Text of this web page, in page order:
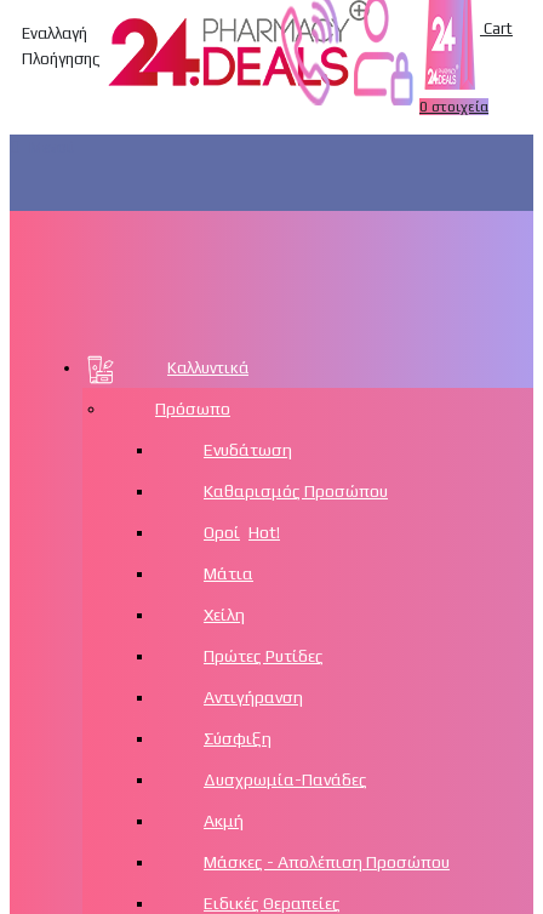
Εναλλαγή
Πλοήγησης
Cart
0 στοιχεία
Καλλυντικά
Πρόσωπο
Ενυδάτωση
Καθαρισμός Προσώπου
Οροί Hot!
Μάτια
Χείλη
Πρώτες Ρυτίδες
Αντιγήρανση
Σύσφιξη
Δυσχρωμία-Πανάδες
Ακμή
Μάσκες - Απολέπιση Προσώπου
Ειδικές Θεραπείες